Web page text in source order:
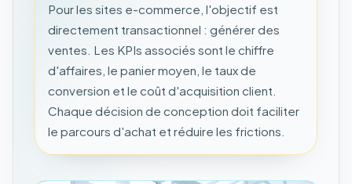
Pour les sites e-commerce, l'objectif est
directement transactionnel : générer des
ventes. Les KPIs associés sont le chiffre
d'affaires, le panier moyen, le taux de
conversion et le coût d'acquisition client.
Chaque décision de conception doit faciliter
le parcours d'achat et réduire les frictions.